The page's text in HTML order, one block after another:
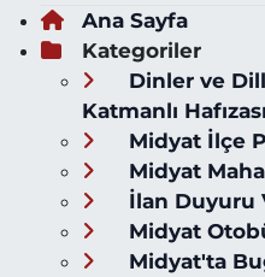
Ana Sayfa
Kategoriler
Dinler ve
Katmanlı Hafızası
Midyat İlçe
Midyat
İlan Duyuru
Midyat
Midyat'ta